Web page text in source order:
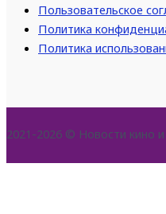
Пользовательское
Политика
Политика
2021-2026 © Новости кино